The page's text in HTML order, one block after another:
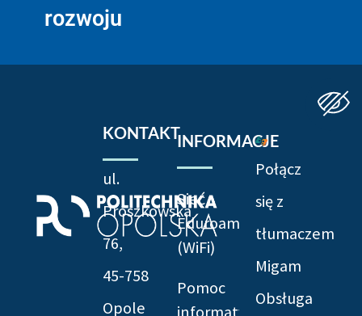
rozwoju
KONTAKT
ul.
Prószkowska
76,
45-758
Opole
INFORMACJE
Sieć
Eduroam
(WiFi)
Pomoc
informatyczna
Połącz
się z
tłumaczem
Migam
Obsługa